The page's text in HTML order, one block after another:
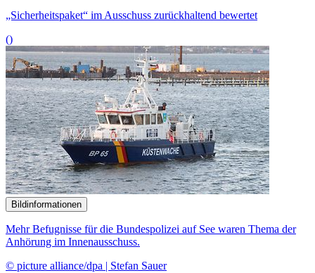
„Sicherheitspaket“ im Ausschuss zurückhaltend bewertet
()
Bildinformationen
Mehr Befugnisse für die Bundespolizei auf See waren Thema der
Anhörung im Innenausschuss.
© picture alliance/dpa | Stefan Sauer